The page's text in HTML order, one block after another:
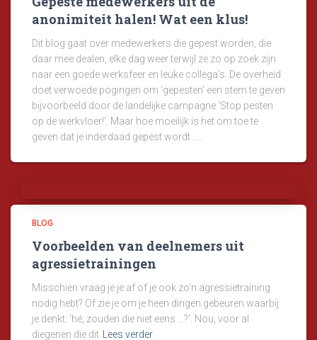
anonimiteit halen! Wat een klus!
Dit blog gaat over medewerkers die gepest worden, die
daar mee dealen, elke dag weer terwijl ze zo op zoek zijn
naar een goede werksfeer en leuke collega’s. De overheid
doet verwoede pogingen om ‘gepesten’ een stem te geven
bijvoorbeeld door de landelijke campagne ‘Stop pesten
op de werkvloer!’. Maar hoe moeilijk is het om toe te
geven dat je inderdaad gepest wordt …..
BLOG
Voorbeelden van deelnemers uit
agressietrainingen
Misschien vraag je je af of je ook zo’n agressietraining
nodig hebt? Of zie je om je heen dingen gebeuren waarbij
je denkt: ‘hé, zouden die niet eens …?’. Nou, voor al
diegenen die dit
Lees verder